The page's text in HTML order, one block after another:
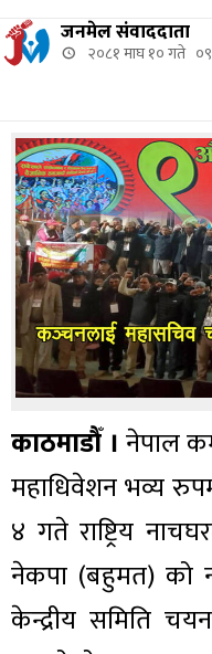
जनमेल संवाददाता
२०८१ माघ १० गते
काठमाडौँ । नेपाल
महाधिवेशन भव्य
४ गते राष्ट्रिय
नेकपा (बहुमत) को
केन्द्रीय समिति